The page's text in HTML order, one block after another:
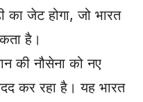
का जेट होगा, जो भारत
है।
की नौसेना को नए
कर रहा है। यह भारत